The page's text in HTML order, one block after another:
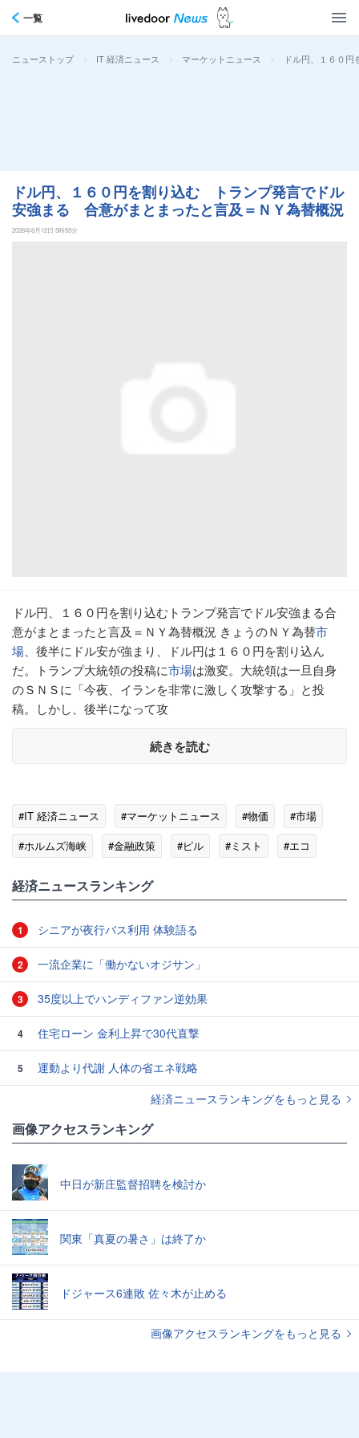
一覧
ニューストップ > IT 経済ニュース > マーケットニュース > ドル円、１６０
ドル円、１６０円を割り込む トランプ発言でドル
安強まる 合意がまとまったと言及＝ＮＹ為替概況
2026年6月12日 5時55分
ドル円、１６０円を割り込むトランプ発言でドル安強まる合
意がまとまったと言及＝ＮＹ為替概況 きょうのＮＹ為替市
場 、後半にドル安が強まり、ドル円は１６０円を割り込ん
だ。トランプ大統領の投稿に市場は激変。大統領は一旦自身
のＳＮＳに「今夜、イランを非常に激しく攻撃する」と投
稿。しかし、後半になって攻
続きを読む
#IT 経済ニュース #マーケットニュース #物価
#市場
#ホルムズ海峡
#金融政策 #ピル #ミスト
#エコ
経済ニュースランキング
1 シニアが夜行バス利用 体験語る
2 一流企業に「働かないオジサン」
3 35度以上でハンディファン逆効果
4 住宅ローン 金利上昇で30代直撃
5
運動より代謝 人体の省エネ戦略
経済ニュースランキングをもっと見る
画像アクセスランキング
中日が新庄監督招聘を検討か
関東「真夏の暑さ」は終了か
ドジャース6連敗 佐々木が止める
画像アクセスランキングをもっと見る